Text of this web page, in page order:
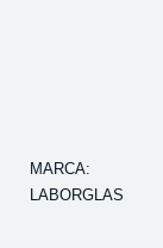
MARCA:
LABORGLAS